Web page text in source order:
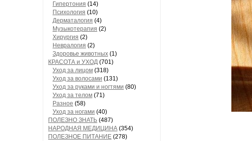
Гипертония (14)
Психология (10)
Дерматалогия (4)
Музыкотерапия (2)
Хирургия (2)
Невралогия (2)
Здоровье животных (1)
КРАСОТА и УХОД (701)
Уход за лицом (318)
Уход за волосами (131)
Уход за руками и ногтями (80)
Уход за телом (71)
Разное (58)
Уход за ногами (40)
ПОЛЕЗНО ЗНАТЬ (487)
НАРОДНАЯ МЕДИЦИНА (354)
ПОЛЕЗНОЕ ПИТАНИЕ (278)